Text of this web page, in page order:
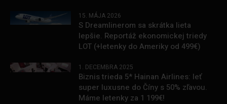
15. MÁJA 2026
S Dreamlinerom sa skrátka lieta
lepšie. Reportáž ekonomickej triedy
LOT (+letenky do Ameriky od 499€)
1. DECEMBRA 2025
Biznis trieda 5* Hainan Airlines: leť
super luxusne do Číny s 50% zľavou.
Máme letenky za 1 199€!